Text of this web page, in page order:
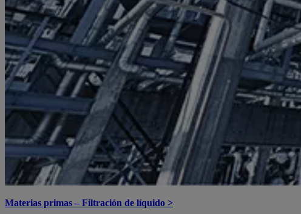
Materias primas – Filtración de líquido >